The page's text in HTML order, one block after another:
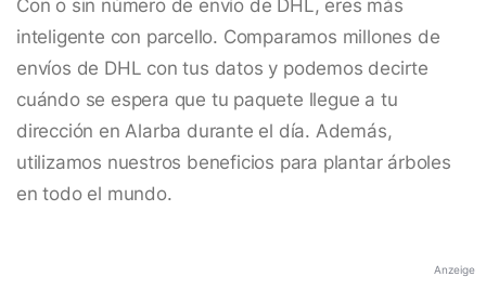
Con o sin número de envío de DHL, eres más
inteligente con parcello. Comparamos millones de
envíos de DHL con tus datos y podemos decirte
cuándo se espera que tu paquete llegue a tu
dirección en Alarba durante el día. Además,
utilizamos nuestros beneficios para plantar árboles
en todo el mundo.
Anzeige